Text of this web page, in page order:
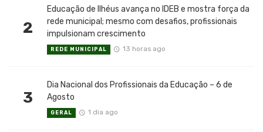
2
Educação de Ilhéus avança no IDEB e mostra força da
rede municipal; mesmo com desafios, profissionais
impulsionam crescimento
REDE MUNICIPAL 13 horas ago
3
Dia Nacional dos Profissionais da Educação – 6 de
Agosto
GERAL 1 dia ago